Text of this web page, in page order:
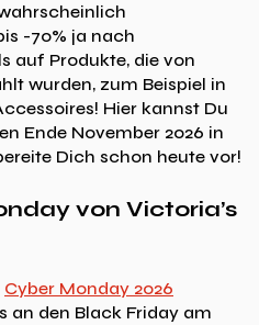
-70% ja nach
auf Produkte, die von
wurden, zum Beispiel in
Hier kannst Du
Ende November 2026 in
Dich schon heute vor!
von Victoria’s
Cyber Monday 2026
an den Black Friday am